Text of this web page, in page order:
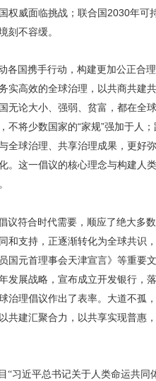
权威面临挑战；联合国2030年可
刻不容缓。
各国携手行动，构建更加公正合
实高效的全球治理，以共商共建
无论大小、强弱、贫富，都在全
不将少数国家的“家规”强加于人
全球治理、共享治理成果，更好
。这一倡议的核心理念与构建人
议符合时代需要，顺应了绝大多
和支持，正逐渐转化为全球共识
国元首理事会天津宣言》等重要
发展战略，宣布成立开发银行，
治理倡议作出了表率。大道不孤
共建汇聚合力，以共享实现普惠
“习近平总书记关于人类命运共同